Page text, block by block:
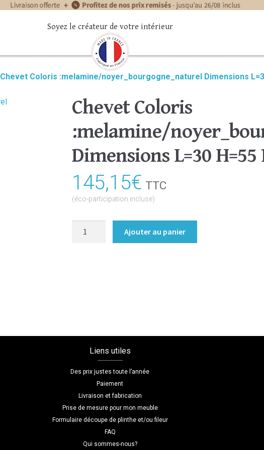
Soyez le créateur de votre intérieur
Chevet Coloris :melamine/noyer_bourgogne_naturel Dimensions
Chevet Coloris
:melamine/
Dimensions L=30 H=55
145,15€ TTC
(éco-participation incluse)
Ajouter au panier
Liens utiles
Des prix justes toute l’année
Paiement
Livraison et fabrication
Prise de mesure pour mon meuble
Formulaire découpe de plinthe et/ou fileur
FAQ
Qui sommes-nous?